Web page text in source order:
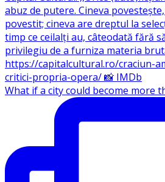
What if a city could become more